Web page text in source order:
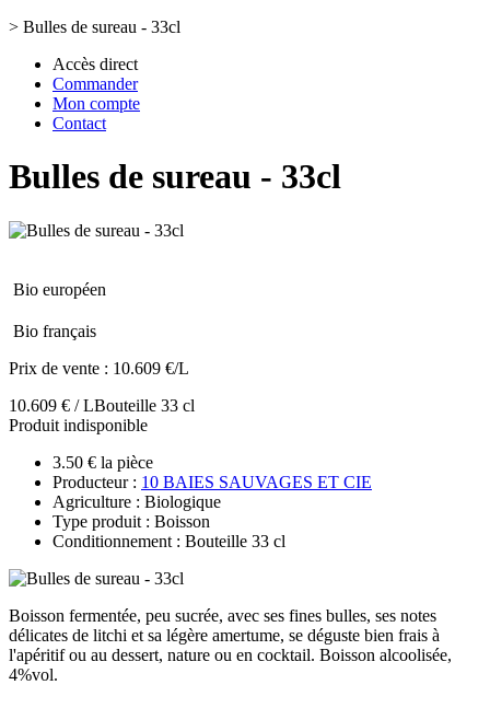
> Bulles de sureau - 33cl
Accès direct
Commander
Mon compte
Contact
Bulles de sureau - 33cl
Bio européen
Bio français
Prix de vente : 10.609 €/L
10.609 € / LBouteille 33 cl
Produit indisponible
3.50 € la pièce
Producteur : 10 BAIES SAUVAGES ET CIE
Agriculture : Biologique
Type produit : Boisson
Conditionnement : Bouteille 33 cl
Boisson fermentée, peu sucrée, avec ses fines bulles, ses notes
délicates de litchi et sa légère amertume, se déguste bien frais à
l'apéritif ou au dessert, nature ou en cocktail. Boisson alcoolisée,
4%vol.